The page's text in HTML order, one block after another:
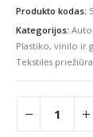
Produkto kodas:
Kategorijos:
Plastiko, vinilo ir
Tekstilės priežiūra